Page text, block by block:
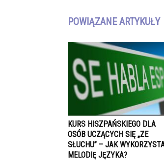
POWIĄZANE ARTYKUŁY
KURS HISZPAŃSKIEGO DLA
OSÓB UCZĄCYCH SIĘ „ZE
SŁUCHU” – JAK
MELODIĘ JĘZYKA?